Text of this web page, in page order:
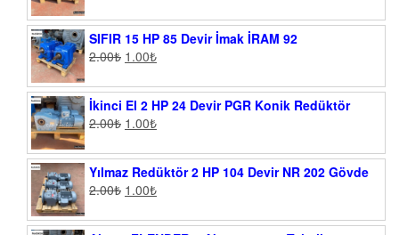
SIFIR 15 HP 85 Devir İmak İRAM 92
2.00₺ 1.00₺
İkinci El 2 HP 24 Devir PGR Konik Redüktör
2.00₺ 1.00₺
Yılmaz Redüktör 2 HP 104 Devir NR 202 Gövde
2.00₺ 1.00₺